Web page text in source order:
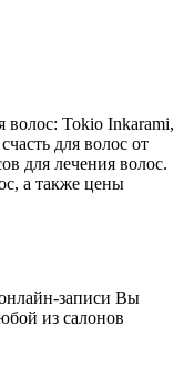
волос: Tokio Inkarami,
для волос от
для лечения волос.
а также цены
записи Вы
из салонов